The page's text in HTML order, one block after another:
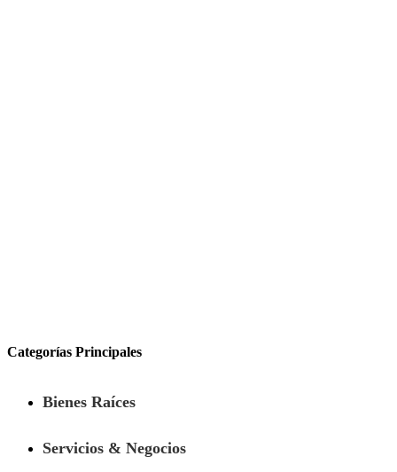
Categorías Principales
Bienes Raíces
Servicios & Negocios